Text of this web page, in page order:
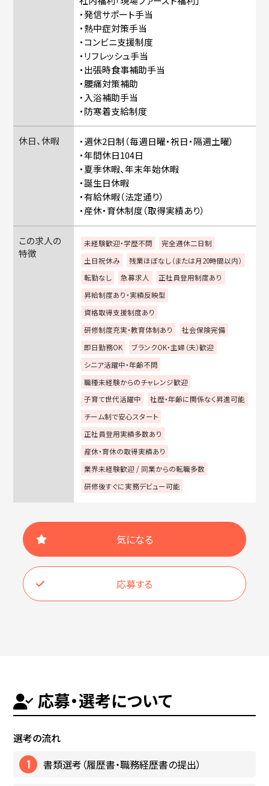
・発信サポート手当
・熱中症対策手当
・コンビニ支援制度
・リフレッシュ手当
・出張時食事補助手当
・腰痛対策補助
・入浴補助手当
・防寒着支給制度
休日、休暇
・週休2日制（毎週日曜・祝日・隔週土曜）
・年間休日104日
・夏季休暇、年末年始休暇
・誕生日休暇
・有給休暇（法定通り）
・産休・育休制度（取得実績あり）
この求人の
特徴
未経験歓迎・学歴不問
完全週休二日制
土日祝休み
残業ほぼなし（または月20時間以内）
転勤なし
急募求人
正社員登用制度あり
昇給制度あり・実績反映型
資格取得支援制度あり
研修制度充実・教育体制あり
社会保険完備
即日勤務OK
ブランクOK・主婦（夫）歓迎
シニア活躍中・年齢不問
職種未経験からのチャレンジ歓迎
子育て世代活躍中
社歴・年齢に関係なく昇進可能
チーム制で安心スタート
正社員登用実績多数あり
産休・育休の取得実績あり
業界未経験歓迎 / 同業からの転職多数
研修後すぐに実務デビュー可能
気になる
応募する
応募・選考について
選考の流れ
書類選考（履歴書・職務経歴書の提出）